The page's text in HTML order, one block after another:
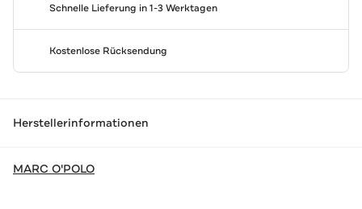
Schnelle Lieferung in 1-3 Werktagen
Kostenlose Rücksendung
Herstellerinformationen
MARC O'POLO